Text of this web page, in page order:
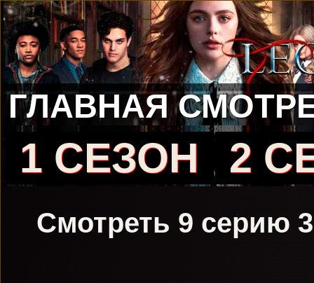
ГЛАВНАЯ
1 СЕЗОН 2
Смотреть 9 серию